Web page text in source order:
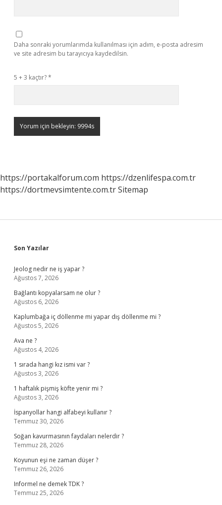
Daha sonraki yorumlarımda kullanılması için adım, e-posta adresim
ve site adresim bu tarayıcıya kaydedilsin.
5 + 3 kaçtır?*
https://portakalforum.com https://dzenlifespa.com.tr
https://dortmevsimtente.com.trSitemap
Sidebar
Son Yazılar
Jeolog nedir ne iş yapar ?
Ağustos 7, 2026
Bağlantı kopyalarsam ne olur ?
Ağustos 6, 2026
Kaplumbağa iç döllenme mi yapar dış döllenme mi ?
Ağustos 5, 2026
Ava ne ?
Ağustos 4, 2026
1 sırada hangi kız ismi var ?
Ağustos 3, 2026
1 haftalık pişmiş köfte yenir mi ?
Ağustos 3, 2026
İspanyollar hangi alfabeyi kullanır ?
Temmuz 30, 2026
Soğan kavurmasının faydaları nelerdir ?
Temmuz 28, 2026
Koyunun eşi ne zaman düşer ?
Temmuz 26, 2026
Informel ne demek TDK ?
Temmuz 25, 2026